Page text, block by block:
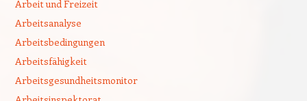
Arbeit und Freizeit
Arbeitsanalyse
Arbeitsbedingungen
Arbeitsfähigkeit
Arbeitsgesundheitsmonitor